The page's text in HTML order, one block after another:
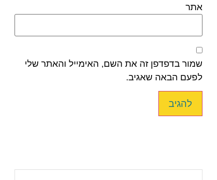
אתר
שמור בדפדפן זה את השם, האימייל והאתר שלי
לפעם הבאה שאגיב.